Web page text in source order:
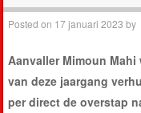
Posted on 17 januari 2023 by
Aanvaller Mimoun
van deze jaargang
per direct de overstap